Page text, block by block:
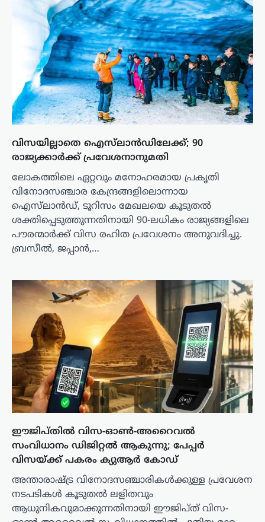
വിസയില്ലാതെ ഐസ്‌ലാൻഡിലേക്ക്; 90
രാജ്യക്കാർക്ക് പ്രവേശനാനുമതി
ലോകത്തിലെ ഏറ്റവും മനോഹരമായ പ്രകൃതി
വിനോദസഞ്ചാര കേന്ദ്രങ്ങളിലൊന്നായ
ഐസ്‌ലാൻഡ്, ടൂറിസം മേഖലയെ കൂടുതൽ
ശക്തിപ്പെടുത്തുന്നതിനായി 90-ലധികം രാജ്യങ്ങളിലെ
പൗരന്മാർക്ക് വിസ രഹിത പ്രവേശനം അനുവദിച്ചു.
ബ്രസീൽ, ജപ്പാൻ,…
ഈജിപ്തിൽ വിസ-ഓൺ-അറൈവൽ
സംവിധാനം ഡിജിറ്റൽ ആകുന്നു; പേപ്പർ
വിസയ്ക്ക് പകരം ക്യുആർ കോഡ്
അന്താരാഷ്ട്ര വിനോദസഞ്ചാരികൾക്കുള്ള പ്രവേശന
നടപടികൾ കൂടുതൽ ലളിതവും
ആധുനികവുമാക്കുന്നതിനായി ഈജിപ്ത് വിസ-